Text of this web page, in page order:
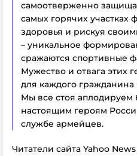
самоотверженно
самых горячих участках
здоровья и рискуя
– уникальное
сражаются спортивные
Мужество и отвага этих
для каждого
Мы все стоя аплодируем
настоящим героям
службе армейцев.
Читатели сайта Yahoo